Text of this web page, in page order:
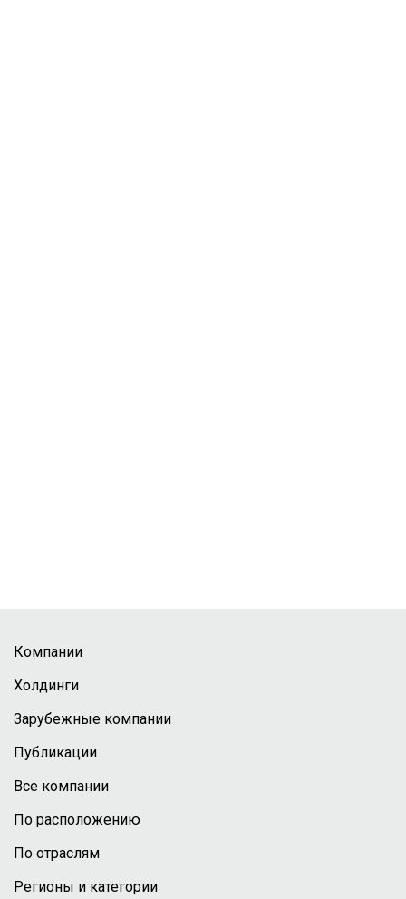
Компании
Холдинги
Зарубежные компании
Публикации
Все компании
По расположению
По отраслям
Регионы и категории